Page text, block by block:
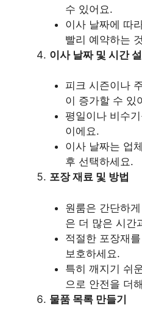
수 있어요.
이사 날짜에 따
빨리 예약하는
이사 날짜 및 시간
피크 시즌이나
이 증가할 수 있
평일이나 비수
이에요.
이사 날짜는 업
후 선택하세요.
포장 재료 및 방법
원룸은 간단하
은 더 많은 시간
적절한 포장재
보호하세요.
특히 깨지기 쉬
으로 안전을 더
물품 목록 만들기